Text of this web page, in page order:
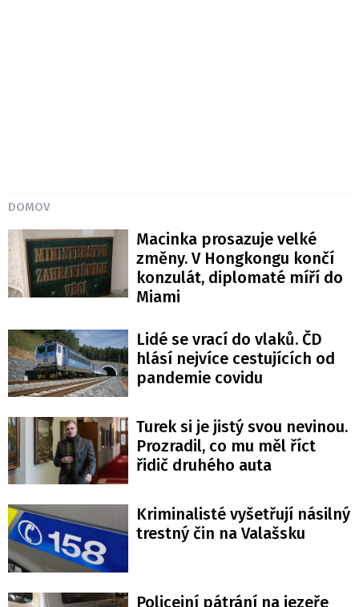
DOMOV
Macinka prosazuje velké
změny. V Hongkongu končí
konzulát, diplomaté míří do
Miami
Lidé se vrací do vlaků. ČD
hlásí nejvíce cestujících od
pandemie covidu
Turek si je jistý svou nevinou.
Prozradil, co mu měl říct
řidič druhého auta
Kriminalisté vyšetřují násilný
trestný čin na Valašsku
Policejní pátrání na jezeře